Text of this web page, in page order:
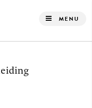
MENU